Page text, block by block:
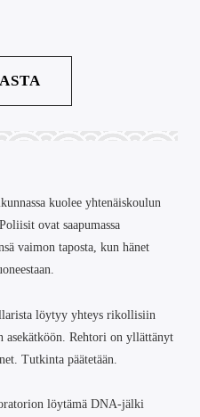
kuolee yhtenäiskoulun
ovat saapumassa
vaimon taposta, kun hänet
löytyy yhteys rikollisiin
asekätköön. Rehtori on yllättänyt
Tutkinta päätetään.
löytämä DNA-jälki